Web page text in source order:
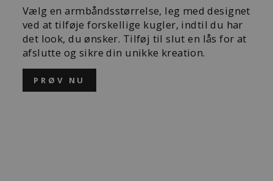
Vælg en armbåndsstørrelse, leg med designet
ved at tilføje forskellige kugler, indtil du har
det look, du ønsker. Tilføj til slut en lås for at
afslutte og sikre din unikke kreation.
PRØV NU